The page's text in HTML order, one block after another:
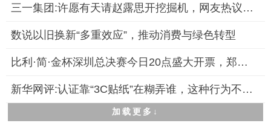
三一集团:许愿有天请赵露思开挖掘机，网友热议“露思老师”新职
数说以旧换新“多重效应”，推动消费与绿色转型
比利·简·金杯深圳总决赛今日20点盛大开票，郑洁担任赛事推广大
新华网评:认证靠“3C贴纸”在糊弄谁，这种行为不仅严重扰乱了市
加载更多↓